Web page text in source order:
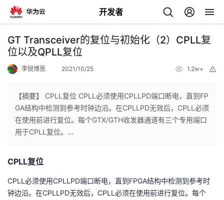
开发者
返
回
个
页
开
GT Transceiver的复位与初始化（2）CPLL复
位以及QPLL复位
李锐博恩 2021/10/25 1.2w+
【摘要】 CPLL复位 CPLL必须使用CPLLPD端口断电，直到FP
GA结构中检测到参考时钟边沿。在CPLLPD无效后，CPLL必须
在使用前进行复位。每个GTX/GTH收发器通道有三个专用端口
用于CPLL复位。...
CPLL复位
CPLL必须使用CPLLPD端口断电，直到FPGA结构中检测到参考时
钟边沿。在CPLLPD无效后，CPLL必须在使用前进行复位。每个